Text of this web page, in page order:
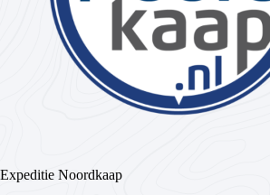
Expeditie Noordkaap